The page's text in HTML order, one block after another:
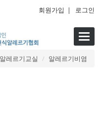
회원가입 | 로그인
레르기교실 알레르기비염